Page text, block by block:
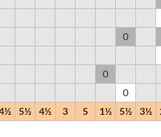
0
0
0
5½ 4½ 3 5 1½ 5½ 3½